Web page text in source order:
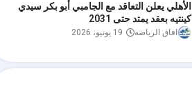
الأهلي يعلن التعاقد مع الجامبي أبو بكر سيدي
كينتيه بعقد يمتد حتى 2031
افاق الرياضه 19 يونيو، 2026